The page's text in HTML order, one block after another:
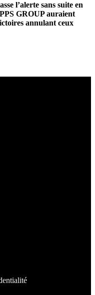
l’alerte sans suite en
GROUP auraient
annulant ceux